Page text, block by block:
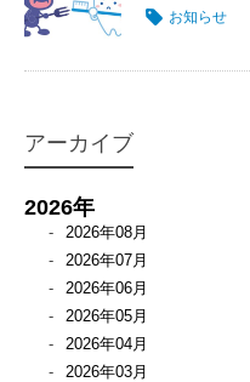
お知らせ
アーカイブ
2026年
2026年08月
2026年07月
2026年06月
2026年05月
2026年04月
2026年03月